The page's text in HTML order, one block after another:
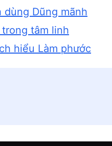
dùng Dũng mãnh
tâm linh
hiểu Làm phước